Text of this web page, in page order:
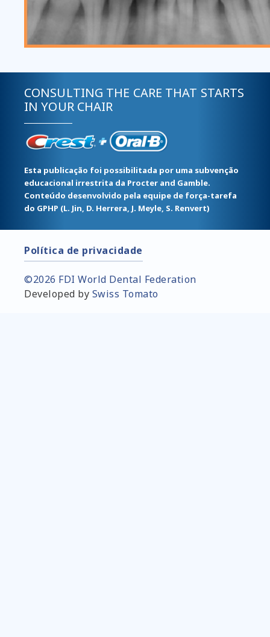
CONSULTING THE CARE THAT STARTS
IN YOUR CHAIR
Esta publicação foi possibilitada por uma subvenção
educacional irrestrita da Procter and Gamble.
Conteúdo desenvolvido pela equipe de força-tarefa
do GPHP (L. Jin, D. Herrera, J. Meyle, S. Renvert)
©2026 FDI World Dental Federation
Developed by Swiss Tomato
Footer
menu
Política de privacidade